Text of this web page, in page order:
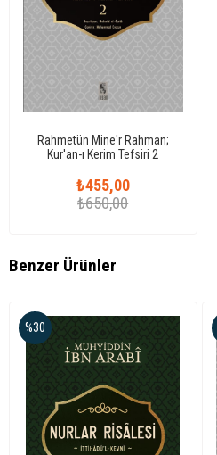
Rahmetün Mine'r Rahman;
Kur'an-ı Kerim Tefsiri 2
₺455,00
₺650,00
Benzer Ürünler
%30